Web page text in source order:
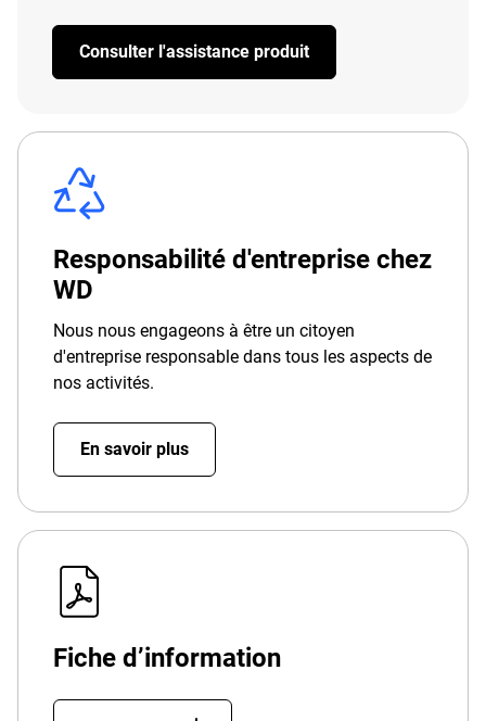
Consulter l'assistance produit
Responsabilité d'entreprise chez
WD
Nous nous engageons à être un citoyen
d'entreprise responsable dans tous les aspects de
nos activités.
En savoir plus
Fiche d’information